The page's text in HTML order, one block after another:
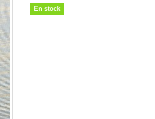
En stock